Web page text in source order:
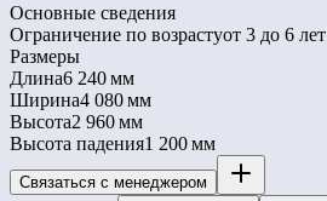
Основные сведения
Ограничение по возрастуот 3 до 6 лет
Размеры
Длина6 240 мм
Ширина4 080 мм
Высота2 960 мм
Высота падения1 200 мм
Связаться с менеджером